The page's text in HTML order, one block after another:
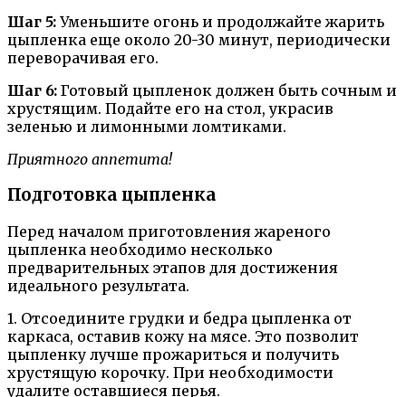
Шаг 5: Уменьшите огонь и продолжайте жарить
цыпленка еще около 20-30 минут, периодически
переворачивая его.
Шаг 6: Готовый цыпленок должен быть сочным и
хрустящим. Подайте его на стол, украсив
зеленью и лимонными ломтиками.
Приятного аппетита!
Подготовка цыпленка
Перед началом приготовления жареного
цыпленка необходимо несколько
предварительных этапов для достижения
идеального результата.
1. Отсоедините грудки и бедра цыпленка от
каркаса, оставив кожу на мясе. Это позволит
цыпленку лучше прожариться и получить
хрустящую корочку. При необходимости
удалите оставшиеся перья.